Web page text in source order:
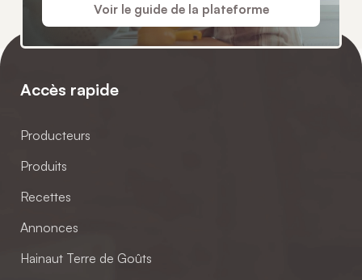
Voir le guide de la plateforme
Accès rapide
Producteurs
Produits
Recettes
Annonces
Hainaut Terre de Goûts